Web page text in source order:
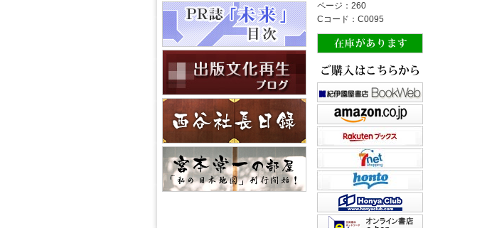
ページ：260
Cコード：C0095